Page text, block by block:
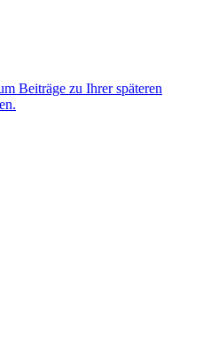
Beiträge zu Ihrer späteren